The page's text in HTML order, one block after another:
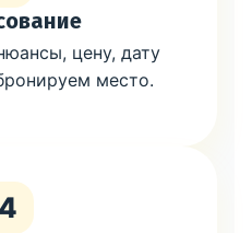
цену, дату
место.
4